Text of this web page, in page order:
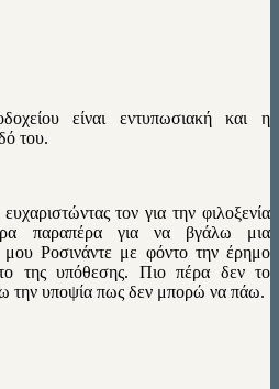
είναι εντυπωσιακή και η
του.
τον για την φιλοξενία
παραπέρα για να βγάλω μια
Ροσινάντε με φόντο την έρημο
της υπόθεσης. Πιο πέρα δεν το
την υποψία πως δεν μπορώ να πάω.